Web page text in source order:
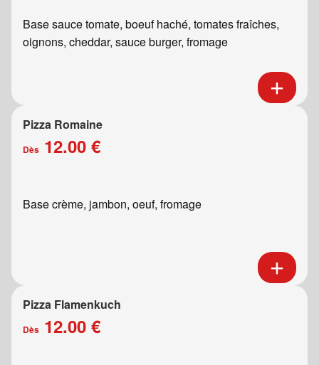
Base sauce tomate, boeuf haché, tomates fraîches,
oignons, cheddar, sauce burger, fromage
Pizza Romaine
Dès 12.00 €
Base crème, jambon, oeuf, fromage
Pizza Flamenkuch
Dès 12.00 €